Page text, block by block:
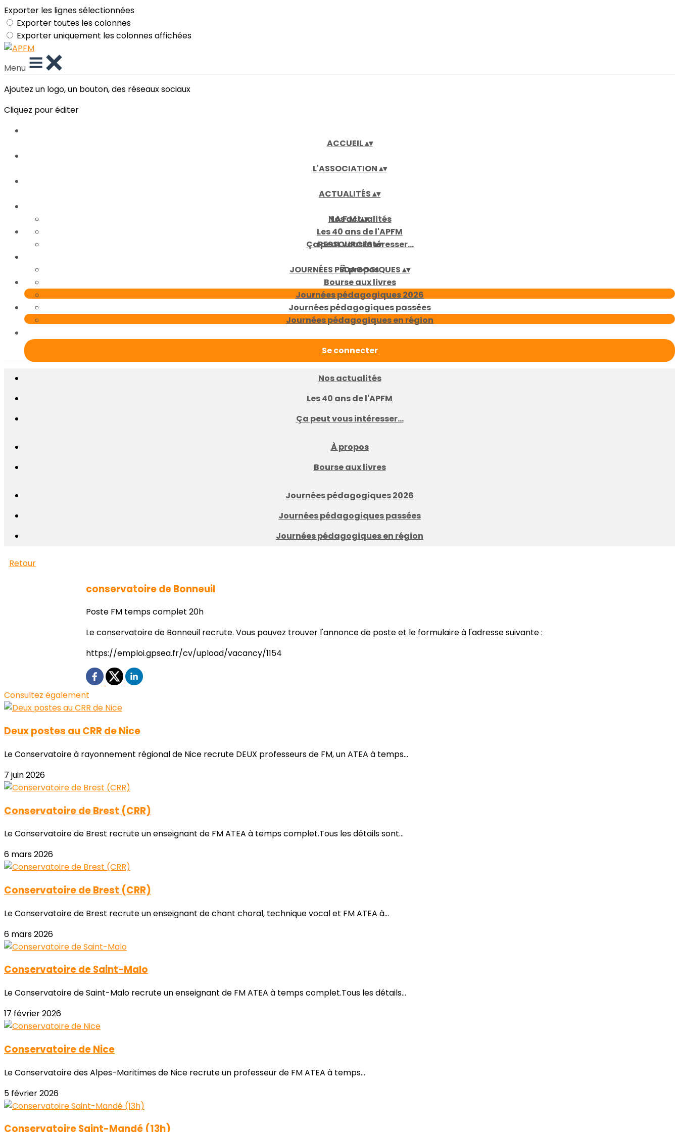
Exporter les lignes sélectionnées
Exporter toutes les colonnes
Exporter uniquement les colonnes affichées
Menu
Ajoutez un logo, un bouton, des réseaux sociaux
Cliquez pour éditer
ACCUEIL▴▾
L'ASSOCIATION▴▾
ACTUALITÉS▴▾
Nos actualités
Les 40 ans de l'APFM
Ça peut vous intéresser...
LA F.M.▴▾
RESSOURCES▴▾
À propos
Bourse aux livres
JOURNÉES PÉDAGOGIQUES▴▾
Journées pédagogiques 2026
Journées pédagogiques passées
Journées pédagogiques en région
Se connecter
Nos actualités
Les 40 ans de l'APFM
Ça peut vous intéresser...
À propos
Bourse aux livres
Journées pédagogiques 2026
Journées pédagogiques passées
Journées pédagogiques en région
Retour
conservatoire de Bonneuil
Poste FM temps complet 20h
Le conservatoire de Bonneuil recrute. Vous pouvez trouver l'annonce de poste et le formulaire à l'adresse suivante :
https://emploi.gpsea.fr/cv/upload/vacancy/1154
Consultez également
Deux postes au CRR de Nice
Le Conservatoire à rayonnement régional de Nice recrute DEUX professeurs de FM, un ATEA à temps...
7 juin 2026
Conservatoire de Brest (CRR)
Le Conservatoire de Brest recrute un enseignant de FM ATEA à temps complet.Tous les détails sont...
6 mars 2026
Conservatoire de Brest (CRR)
Le Conservatoire de Brest recrute un enseignant de chant choral, technique vocal et FM ATEA à...
6 mars 2026
Conservatoire de Saint-Malo
Le Conservatoire de Saint-Malo recrute un enseignant de FM ATEA à temps complet.Tous les détails...
17 février 2026
Conservatoire de Nice
Le Conservatoire des Alpes-Maritimes de Nice recrute un professeur de FM ATEA à temps...
5 février 2026
Conservatoire Saint-Mandé (13h)